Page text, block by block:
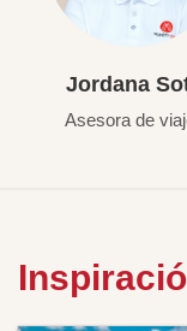
Jordana
Asesora de